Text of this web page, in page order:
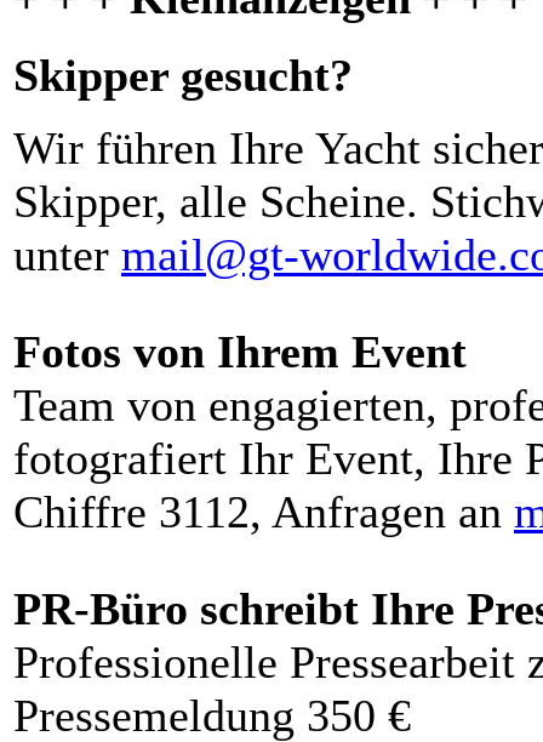
Skipper gesucht?
Wir führen Ihre Yacht
Skipper, alle Scheine.
unter mail@gt-
Fotos von Ihrem Event
Team von engagierten,
fotografiert Ihr Event, Ihre
Chiffre 3112, Anfragen an
PR-Büro schreibt Ihre
Professionelle Pressearbeit
Pressemeldung 350 €